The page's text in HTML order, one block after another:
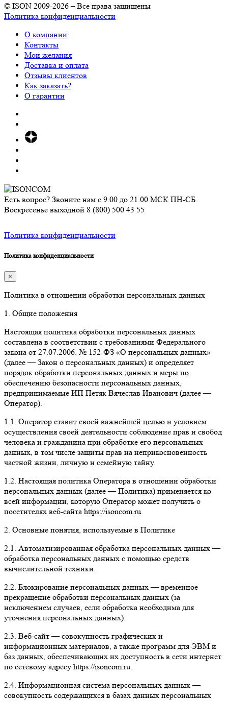
© ISON 2009-2026 – Все права защищены
Политика конфиденциальности
О компании
Контакты
Мои желания
Доставка и оплата
Отзывы клиентов
Как заказать?
О гарантии
Есть вопрос? Звоните нам с 9.00 до 21.00 МСК ПН-СБ.
Воскресенье выходной 8 (800) 500 43 55
Политика конфиденциальности
Политика конфиденциальности
×
Политика в отношении обработки персональных данных
1. Общие положения
Настоящая политика обработки персональных данных
составлена в соответствии с требованиями Федерального
закона от 27.07.2006. № 152-ФЗ «О персональных данных»
(далее — Закон о персональных данных) и определяет
порядок обработки персональных данных и меры по
обеспечению безопасности персональных данных,
предпринимаемые ИП Петяк Вячеслав Иванович (далее —
Оператор).
1.1. Оператор ставит своей важнейшей целью и условием
осуществления своей деятельности соблюдение прав и свобод
человека и гражданина при обработке его персональных
данных, в том числе защиты прав на неприкосновенность
частной жизни, личную и семейную тайну.
1.2. Настоящая политика Оператора в отношении обработки
персональных данных (далее — Политика) применяется ко
всей информации, которую Оператор может получить о
посетителях веб-сайта https://isoncom.ru.
2. Основные понятия, используемые в Политике
2.1. Автоматизированная обработка персональных данных —
обработка персональных данных с помощью средств
вычислительной техники.
2.2. Блокирование персональных данных — временное
прекращение обработки персональных данных (за
исключением случаев, если обработка необходима для
уточнения персональных данных).
2.3. Веб-сайт — совокупность графических и
информационных материалов, а также программ для ЭВМ и
баз данных, обеспечивающих их доступность в сети интернет
по сетевому адресу https://isoncom.ru.
2.4. Информационная система персональных данных —
совокупность содержащихся в базах данных персональных